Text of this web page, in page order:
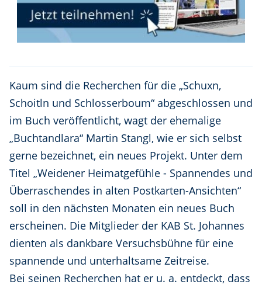
Kaum sind die Recherchen für die „Schuxn,
Schoitln und Schlosserboum“ abgeschlossen und
im Buch veröffentlicht, wagt der ehemalige
„Buchtandlara“ Martin Stangl, wie er sich selbst
gerne bezeichnet, ein neues Projekt. Unter dem
Titel „Weidener Heimatgefühle - Spannendes und
Überraschendes in alten Postkarten-Ansichten“
soll in den nächsten Monaten ein neues Buch
erscheinen. Die Mitglieder der KAB St. Johannes
dienten als dankbare Versuchsbühne für eine
spannende und unterhaltsame Zeitreise.
Bei seinen Recherchen hat er u. a. entdeckt, dass